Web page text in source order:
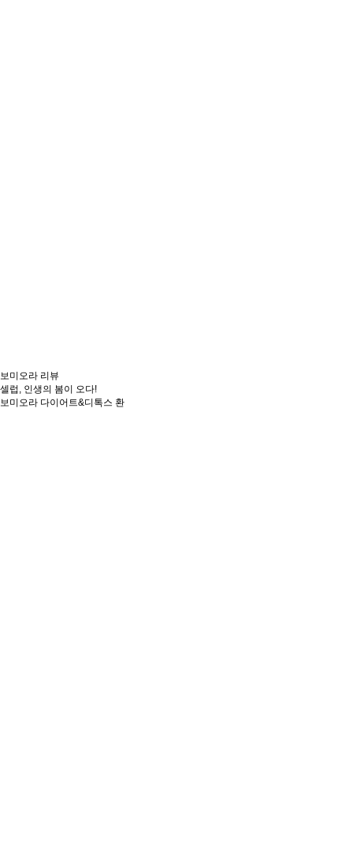
보미오라 리뷰
셀럽, 인생의 봄이 오다!
보미오라 다이어트&디톡스 환